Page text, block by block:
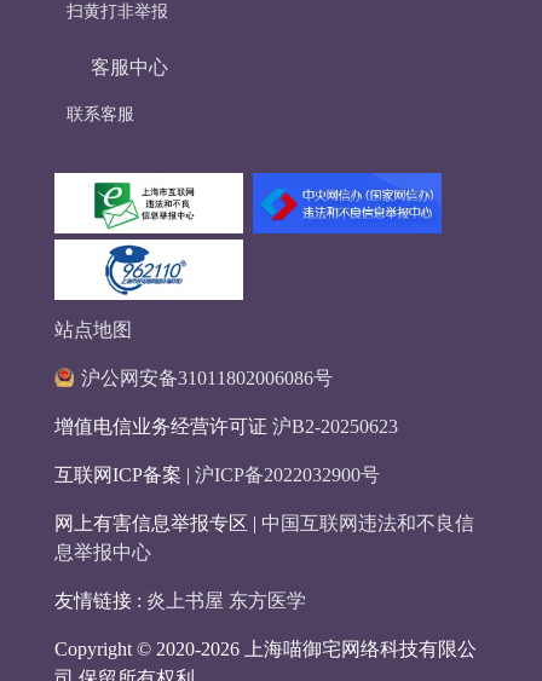
扫黄打非举报
客服中心
联系客服
站点地图
沪公网安备31011802006086号
增值电信业务经营许可证 沪B2-20250623
互联网ICP备案 | 沪ICP备2022032900号
网上有害信息举报专区 | 中国互联网违法和不良信
息举报中心
友情链接 : 炎上书屋 东方医学
Copyright © 2020-2026 上海喵御宅网络科技有限公